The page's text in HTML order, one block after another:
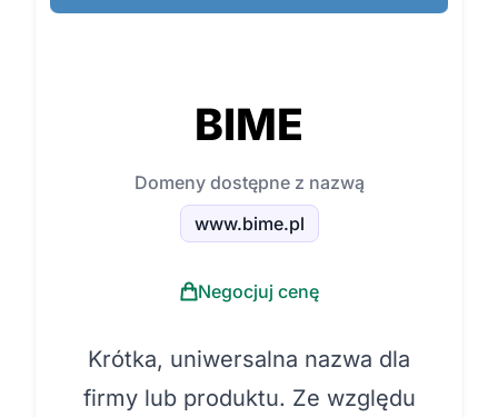
BIME
Domeny dostępne z nazwą
www.bime.pl
Negocjuj cenę
Krótka, uniwersalna nazwa dla
firmy lub produktu. Ze względu